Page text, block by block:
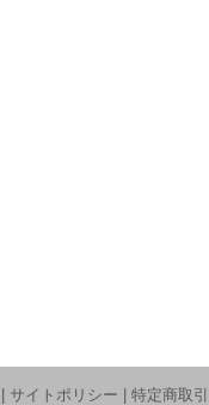
| サイトポリシー | 特定商取